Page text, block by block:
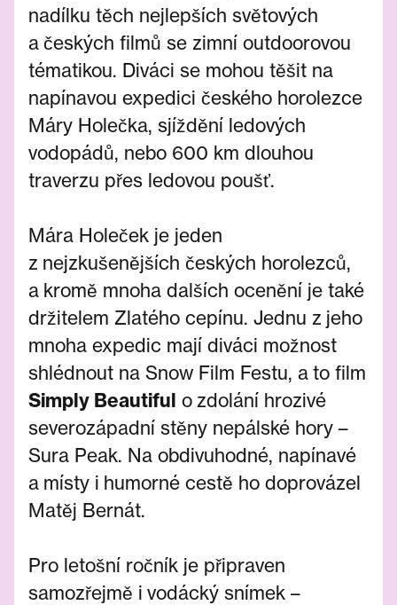
nadílku těch nejlepších světových
a českých filmů se zimní outdoorovou
tématikou. Diváci se mohou těšit na
napínavou expedici českého horolezce
Máry Holečka, sjíždění ledových
vodopádů, nebo 600 km dlouhou
traverzu přes ledovou poušť.
Mára Holeček je jeden
z nejzkušenějších českých horolezců,
a kromě mnoha dalších ocenění je také
držitelem Zlatého cepínu. Jednu z jeho
mnoha expedic mají diváci možnost
shlédnout na Snow Film Festu, a to film
Simply Beautiful o zdolání hrozivé
severozápadní stěny nepálské hory –
Sura Peak. Na obdivuhodné, napínavé
a místy i humorné cestě ho doprovázel
Matěj Bernát.
Pro letošní ročník je připraven
samozřejmě i vodácký snímek –